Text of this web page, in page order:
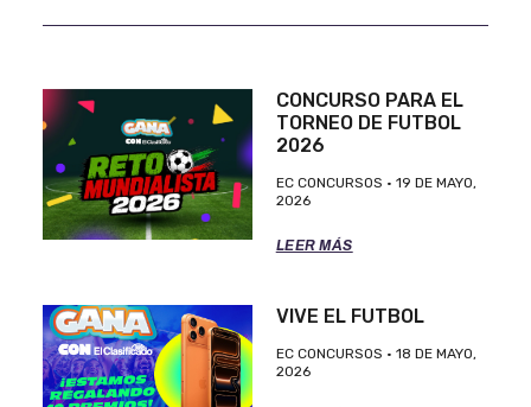
CONCURSO PARA EL
TORNEO DE FUTBOL
2026
EC CONCURSOS
19 DE MAYO,
2026
LEER MÁS
VIVE EL FUTBOL
EC CONCURSOS
18 DE MAYO,
2026